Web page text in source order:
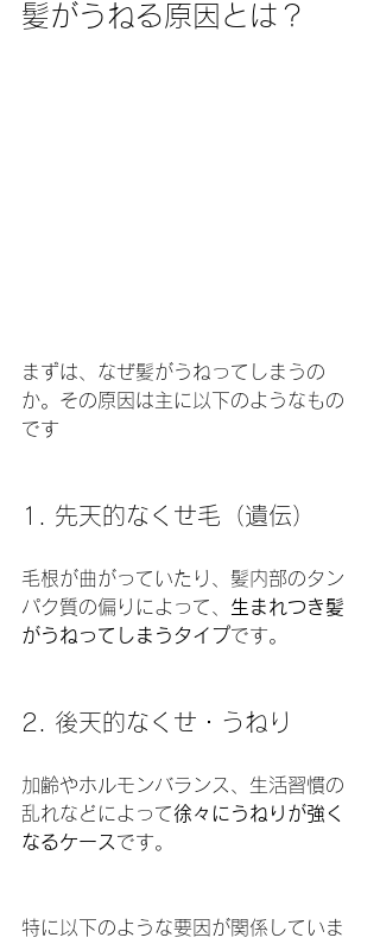
髪がうねる原因とは？
まずは、なぜ髪がうねってしまうの
か。その原因は主に以下のようなもの
です
1. 先天的なくせ毛（遺伝）
毛根が曲がっていたり、髪内部のタン
パク質の偏りによって、 生まれつき髪
がうねってしまうタイプです。
2. 後天的なくせ・うねり
加齢やホルモンバランス、生活習慣の
乱れなどによって徐々にうねりが強く
なるケース です。
特に以下のような要因が関係していま